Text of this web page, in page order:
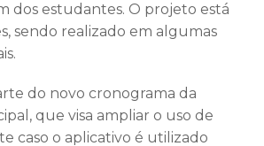
dos estudantes. O projeto está
sendo realizado em algumas
do novo cronograma da
que visa ampliar o uso de
caso o aplicativo é utilizado